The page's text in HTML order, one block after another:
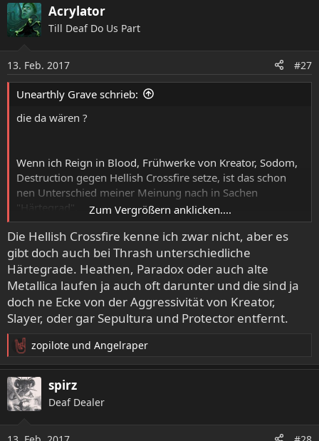
Acrylator
Till Deaf Do Us Part
13. Feb. 2017 #27
Unearthly Grave schrieb:
die da wären ?
Wenn ich Reign in Blood, Frühwerke von Kreator, Sodom,
Destruction gegen Hellish Crossfire setze, ist das schon
nen Unterschied meiner Meinung nach in Sachen
"Härtegrad".
Wie gesagt, ich find die Hellish Crossfire keineswegs
schlecht. Gefällt mir auch besser als Winds of War.
Zum Vergrößern anklicken....
Die Hellish Crossfire kenne ich zwar nicht, aber es
gibt doch auch bei Thrash unterschiedliche
Härtegrade. Heathen, Paradox oder auch alte
Metallica laufen ja auch oft darunter und die sind ja
doch ne Ecke von der Aggressivität von Kreator,
Slayer, oder gar Sepultura und Protector entfernt.
R
e
a
k
t
zopilote und Angelraper
spirz
Deaf Dealer